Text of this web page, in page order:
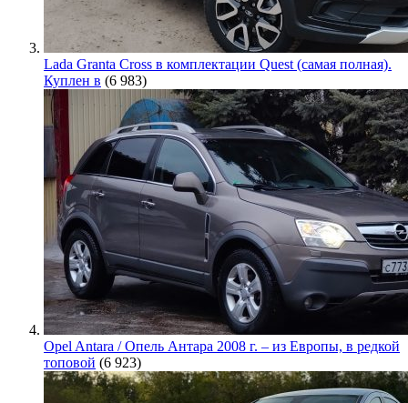
Lada Granta Cross в комплектации Quest (самая полная).
Куплен в (6 983)
Opel Antara / Опель Антара 2008 г. – из Европы, в редкой
топовой (6 923)